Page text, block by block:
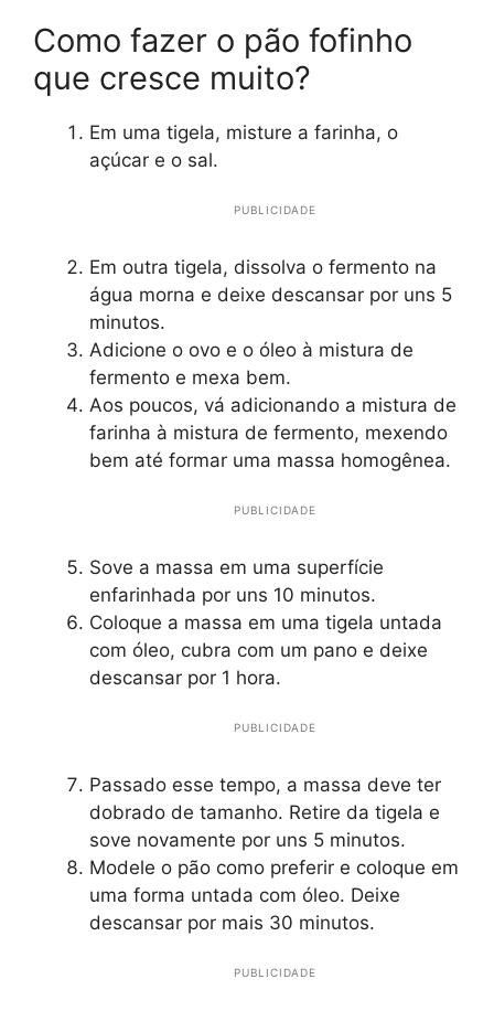
Como fazer o pão fofinho
que cresce muito?
Em uma tigela, misture a farinha, o
açúcar e o sal.
PUBLICIDADE
Em outra tigela, dissolva o fermento na
água morna e deixe descansar por uns 5
minutos.
Adicione o ovo e o óleo à mistura de
fermento e mexa bem.
Aos poucos, vá adicionando a mistura de
farinha à mistura de fermento, mexendo
bem até formar uma massa homogênea.
PUBLICIDADE
Sove a massa em uma superfície
enfarinhada por uns 10 minutos.
Coloque a massa em uma tigela untada
com óleo, cubra com um pano e deixe
descansar por 1 hora.
PUBLICIDADE
Passado esse tempo, a massa deve ter
dobrado de tamanho. Retire da tigela e
sove novamente por uns 5 minutos.
Modele o pão como preferir e coloque em
uma forma untada com óleo. Deixe
descansar por mais 30 minutos.
PUBLICIDADE